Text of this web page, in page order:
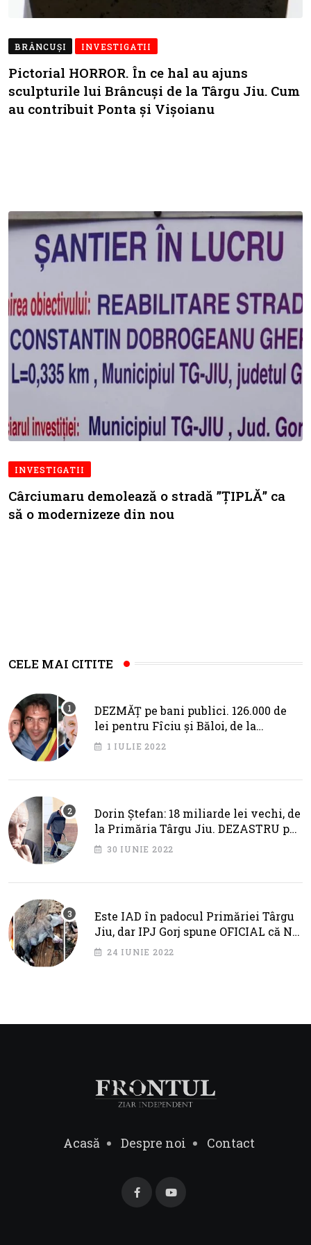
BRÂNCUŞI INVESTIGATII
Pictorial HORROR. În ce hal au ajuns
sculpturile lui Brâncuși de la Târgu Jiu. Cum
au contribuit Ponta și Vișoianu
INVESTIGATII
Cârciumaru demolează o stradă ”ȚIPLĂ” ca
să o modernizeze din nou
CELE MAI CITITE
DEZMĂȚ pe bani publici. 126.000 de
lei pentru Fîciu și Băloi, de la
primarul Cotojman
1 IULIE 2022
Dorin Ștefan: 18 miliarde lei vechi, de
la Primăria Târgu Jiu. DEZASTRU pe
AXA BRÂNCUȘI
30 IUNIE 2022
Este IAD în padocul Primăriei Târgu
Jiu, dar IPJ Gorj spune OFICIAL că NU
SUNT PROBLEME!
24 IUNIE 2022
Acasă Despre noi Contact